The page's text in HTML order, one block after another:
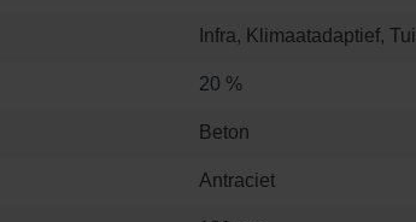
Infra, Klimaatadaptief,
20 %
Beton
Antraciet